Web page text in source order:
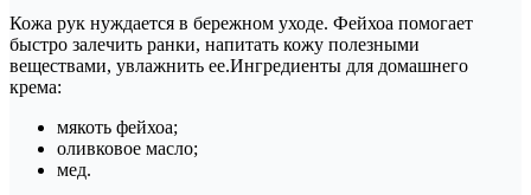
Кожа рук нуждается в бережном уходе. Фейхоа помогает
быстро залечить ранки, напитать кожу полезными
веществами, увлажнить ее.Ингредиенты для домашнего
крема:
мякоть фейхоа;
оливковое масло;
мед.